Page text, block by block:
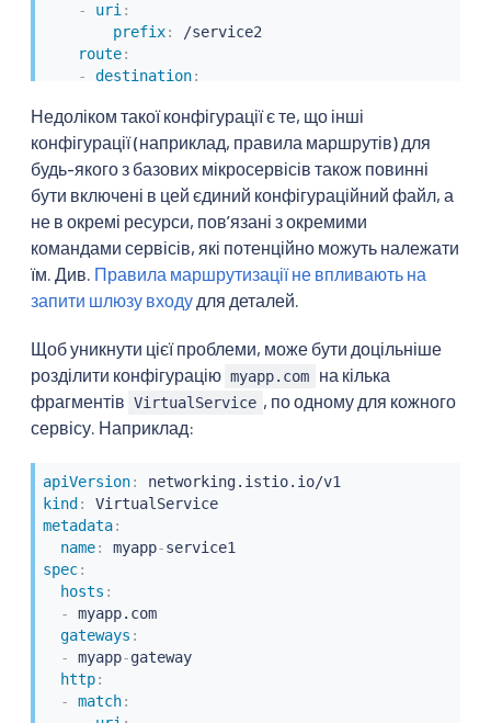
-
uri:
prefix:
/service2
route:
-
destination:
- match:
...
Недоліком такої конфігурації є те, що інші
конфігурації (наприклад, правила маршрутів) для
будь-якого з базових мікросервісів також повинні
бути включені в цей єдиний конфігураційний файл, а
не в окремі ресурси, повʼязані з окремими
командами сервісів, які потенційно можуть належати
їм. Див. Правила маршрутизації не впливають на
запити шлюзу входу для деталей.
Щоб уникнути цієї проблеми, може бути доцільніше
розділити конфігурацію myapp.com
на кілька
фрагментів VirtualService , по одному для кожного
сервісу. Наприклад:
apiVersion:
kind :
VirtualService
metadata:
name: myapp-
spec:
hosts :
-
myapp.com
gateways :
-
myapp-gateway
http:
-
match: